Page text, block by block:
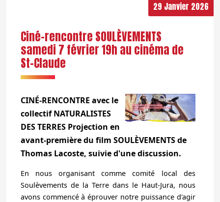
29 Janvier 2026
Ciné-rencontre SOULÈVEMENTS
samedi 7 février 19h au cinéma de
St-Claude
CINÉ-RENCONTRE avec le
collectif NATURALISTES
DES TERRES Projection en
avant-première du film SOULÈVEMENTS de
Thomas Lacoste, suivie d'une discussion.
En nous organisant comme comité local des
Soulèvements de la Terre dans le Haut-Jura, nous
avons commencé à éprouver notre puissance d'agir